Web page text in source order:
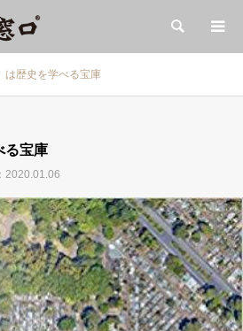
検索
は歴史を学べる宝庫
る宝庫
2020.01.06